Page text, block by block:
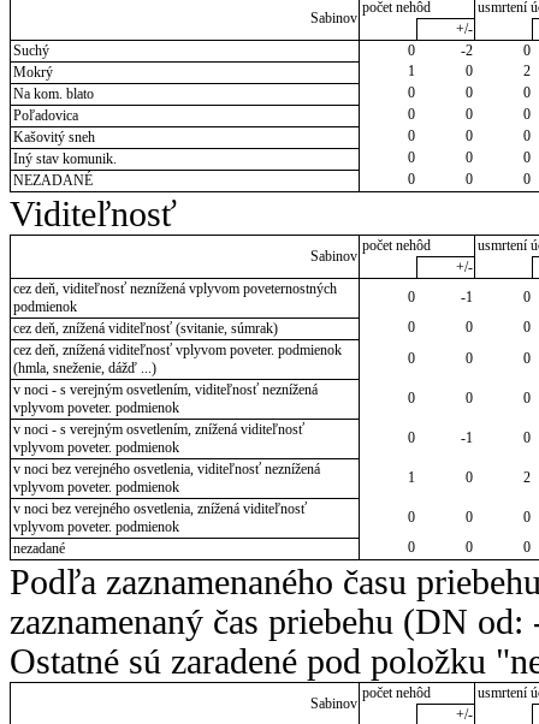
Sabinov
počet nehôd
usmrtení
+/-
Suchý
0 -2
0
Mokrý
1 0
2
Na kom. blato
0 0
0
Poľadovica
0 0
0
Kašovitý sneh
0 0
0
Iný stav komunik.
0 0
0
NEZADANÉ
0 0 0
Viditeľnosť
Sabinov
počet nehôd
usmrtení
+/-
cez deň, viditeľnosť neznížená vplyvom poveternostných
podmienok
0 -1
0
cez deň, znížená viditeľnosť (svitanie, súmrak)
0 0
0
cez deň, znížená viditeľnosť vplyvom poveter. podmienok
(hmla, sneženie, dážď ...)
0 0
0
v noci - s verejným osvetlením, viditeľnosť neznížená
vplyvom poveter. podmienok
0 0
0
v noci - s verejným osvetlením, znížená viditeľnosť
vplyvom poveter. podmienok
0 -1
0
v noci bez verejného osvetlenia, viditeľnosť neznížená
vplyvom poveter. podmienok
1 0
2
v noci bez verejného osvetlenia, znížená viditeľnosť
vplyvom poveter. podmienok
0 0
0
nezadané
0 0 0
Podľa zaznamenaného času
zaznamenaný čas priebehu (DN
Ostatné sú zaradené pod položku
Sabinov
počet nehôd
usmrtení
+/-